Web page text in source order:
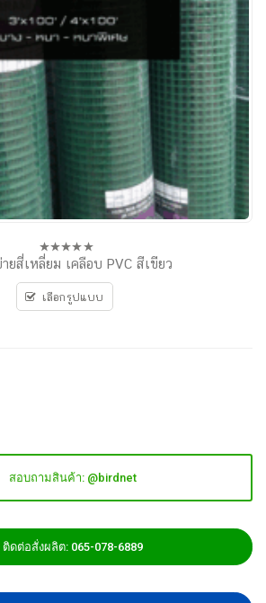
0
5
ยสี่เหลี่ยม เคลือบ PVC สีเขียว
เลือกรูปแบบ
สอบถามสินค้า: @birdnet
ติดต่อสั่งผลิต: 065-078-6889